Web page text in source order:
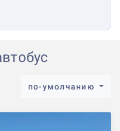
по-умолчанию